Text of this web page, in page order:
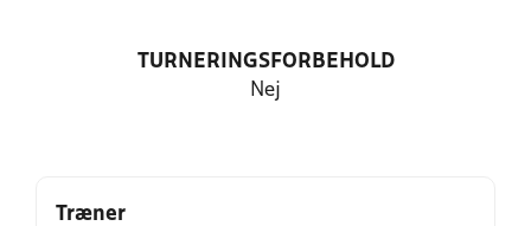
TURNERINGSFORBEHOLD
Nej
Træner